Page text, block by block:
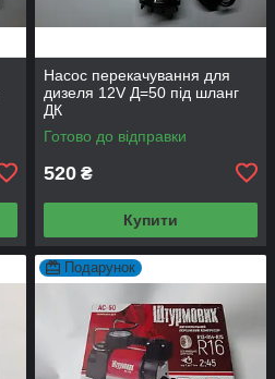
Насос перекачування для
дизеля 12V Д=50 під шланг
ДК
Готово до відправки
520 ₴
Купити
Подарунок